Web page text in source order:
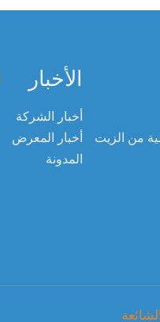
من الزيت
الأخبار
أخبار الشركة
أخبار المعرض
المدونة